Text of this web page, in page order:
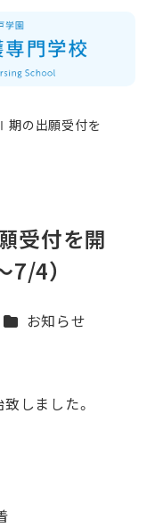
期の出願受付を
受付を開
7/4）
カテゴリー
お知らせ
しました。